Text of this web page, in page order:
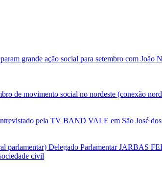
grande ação social para setembro com
de movimento social no nordeste (conexão
pela TV BAND VALE em São José dos
parlamentar) Delegado Parlamentar JARBAS
civil